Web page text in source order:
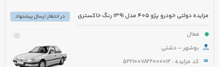
مزایده دولتی خودرو پژو 405 مدل 1391 رنگ خاکستری
فعال
بوشهر - دشتی
کد مزایده : 5221007822000012
در انتظار ارسال پیشنهاد